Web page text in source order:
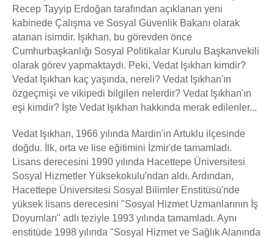
Recep Tayyip Erdoğan tarafından açıklanan yeni
kabinede Çalışma ve Sosyal Güvenlik Bakanı olarak
atanan isimdir. Işıkhan, bu görevden önce
Cumhurbaşkanlığı Sosyal Politikalar Kurulu Başkanvekili
olarak görev yapmaktaydı. Peki, Vedat Işıkhan kimdir?
Vedat Işıkhan kaç yaşında, nereli? Vedat Işıkhan'ın
özgeçmişi ve vikipedi bilgileri nelerdir? Vedat Işıkhan'ın
eşi kimdir? İşte Vedat Işıkhan hakkında merak edilenler...
Vedat Işıkhan, 1966 yılında Mardin'in Artuklu ilçesinde
doğdu. İlk, orta ve lise eğitimini İzmir'de tamamladı.
Lisans derecesini 1990 yılında Hacettepe Üniversitesi
Sosyal Hizmetler Yüksekokulu'ndan aldı. Ardından,
Hacettepe Üniversitesi Sosyal Bilimler Enstitüsü'nde
yüksek lisans derecesini "Sosyal Hizmet Uzmanlarının İş
Doyumları" adlı teziyle 1993 yılında tamamladı. Aynı
enstitüde 1998 yılında "Sosyal Hizmet ve Sağlık Alanında